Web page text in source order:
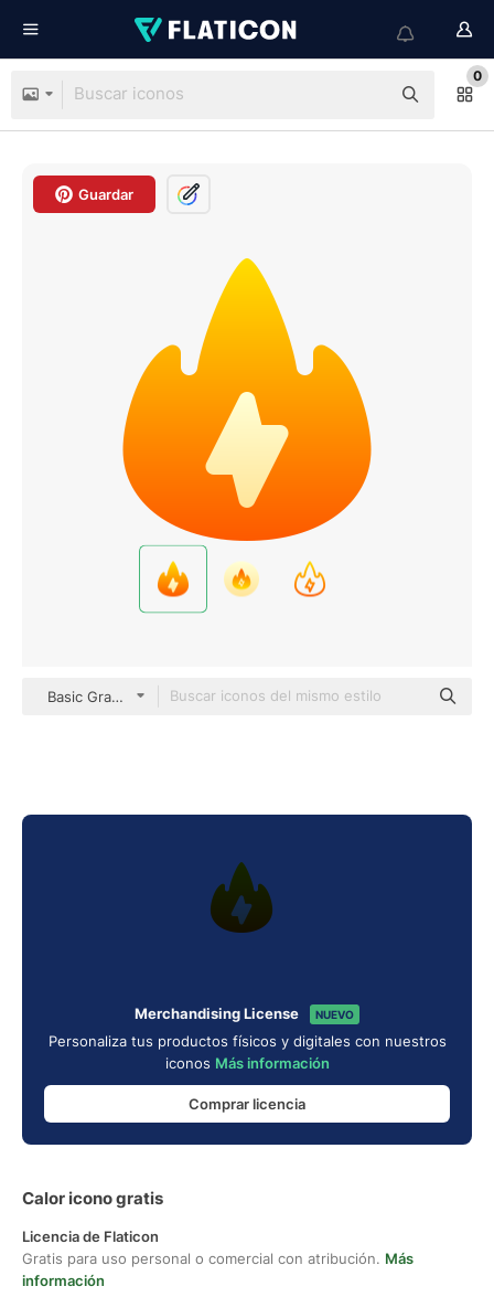
0
Guardar
Basic Gradient Gradient
Merchandising License NUEVO
Personaliza tus productos físicos y digitales con nuestros
iconos Más información
Comprar licencia
Calor icono gratis
Licencia de Flaticon
Gratis para uso personal o comercial con atribución. Más
información